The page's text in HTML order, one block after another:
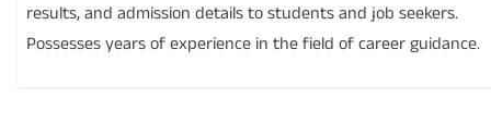
results, and admission details to students and job seekers.
Possesses years of experience in the field of career guidance.